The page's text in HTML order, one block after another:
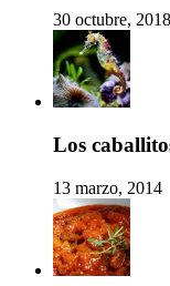
30 octubre, 2018
Los
13 marzo, 2014